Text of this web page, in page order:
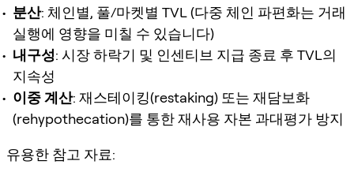
분산: 체인별, 풀/마켓별 TVL (다중 체인 파편화는 거래
실행에 영향을 미칠 수 있습니다)
내구성: 시장 하락기 및 인센티브 지급 종료 후 TVL의
지속성
이중 계산: 재스테이킹(restaking) 또는 재담보화
(rehypothecation)를 통한 재사용 자본 과대평가 방지
유용한 참고 자료: